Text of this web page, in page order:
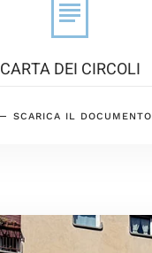
CARTA DEI CIRCOLI
SCARICA IL DOCUMENTO